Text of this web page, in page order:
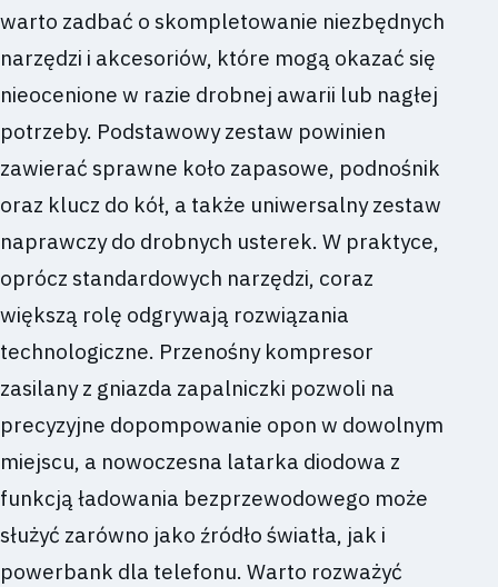
warto zadbać o skompletowanie niezbędnych
narzędzi i akcesoriów, które mogą okazać się
nieocenione w razie drobnej awarii lub nagłej
potrzeby. Podstawowy zestaw powinien
zawierać sprawne koło zapasowe, podnośnik
oraz klucz do kół, a także uniwersalny zestaw
naprawczy do drobnych usterek. W praktyce,
oprócz standardowych narzędzi, coraz
większą rolę odgrywają rozwiązania
technologiczne. Przenośny kompresor
zasilany z gniazda zapalniczki pozwoli na
precyzyjne dopompowanie opon w dowolnym
miejscu, a nowoczesna latarka diodowa z
funkcją ładowania bezprzewodowego może
służyć zarówno jako źródło światła, jak i
powerbank dla telefonu. Warto rozważyć